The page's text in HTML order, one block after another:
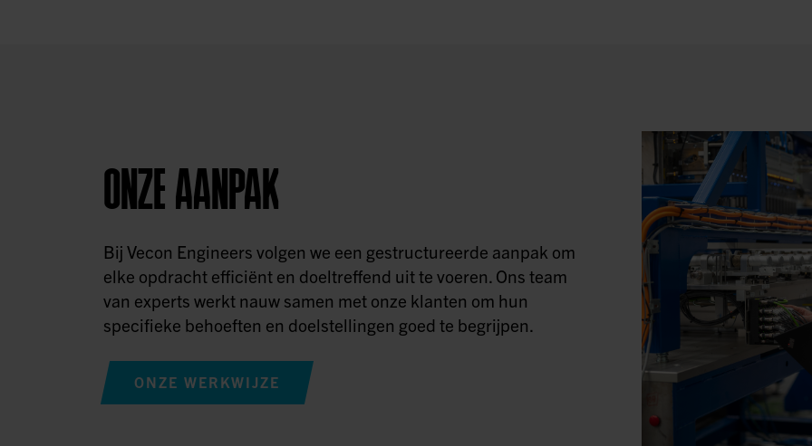
ONZE AANPAK
Bij Vecon Engineers volgen we een gestructureerde aanpak om
elke opdracht efficiënt en doeltreffend uit te voeren. Ons team
van experts werkt nauw samen met onze klanten om hun
specifieke behoeften en doelstellingen goed te begrijpen.
ONZE WERKWIJZE